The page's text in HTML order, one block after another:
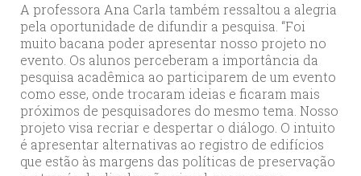
A professora Ana Carla também ressaltou a alegria
pela oportunidade de difundir a pesquisa. “Foi
muito bacana poder apresentar nosso projeto no
evento. Os alunos perceberam a importância da
pesquisa acadêmica ao participarem de um evento
como esse, onde trocaram ideias e ficaram mais
próximos de pesquisadores do mesmo tema. Nosso
projeto visa recriar e despertar o diálogo. O intuito
é apresentar alternativas ao registro de edifícios
que estão às margens das políticas de preservação